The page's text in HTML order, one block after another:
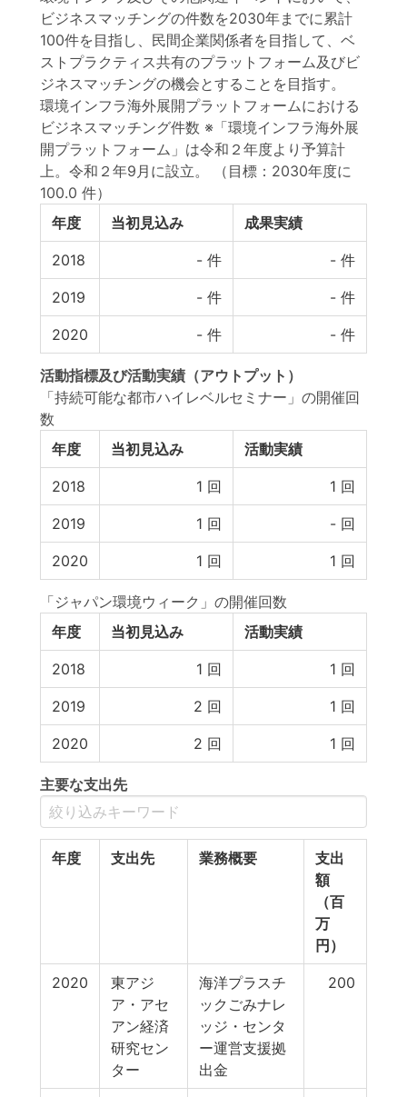
ビジネスマッチングの件数を2030年までに累計
100件を目指し、民間企業関係者を目指して、ベ
ストプラクティス共有のプラットフォーム及びビ
ジネスマッチングの機会とすることを目指す。
環境インフラ海外展開プラットフォームにおける
ビジネスマッチング件数 ※「環境インフラ海外展
開プラットフォーム」は令和２年度より予算計
上。令和２年9月に設立。
（目標：2030年度に
100.0 件）
年度
当初見込み 成果実績
2018 - 件 - 件
2019 - 件 - 件
2020 - 件 - 件
活動指標及び活動実績 （アウトプット）
「持続可能な都市ハイレベルセミナー」の開催回
数
年度
当初見込み 活動実績
2018 1 回 1 回
2019 1 回 - 回
2020 1 回 1 回
「ジャパン環境ウィーク」の開催回数
年度
当初見込み 活動実績
2018 1 回 1 回
2019 2 回 1 回
2020 2 回 1 回
主要な支出先
年度 支出先 業務概要
支出
額
（百
万
円）
2020
東アジ
ア・アセ
アン経済
研究セン
ター
海洋プラスチ
ックごみナレ
ッジ・センタ
ー運営支援拠
出金
200